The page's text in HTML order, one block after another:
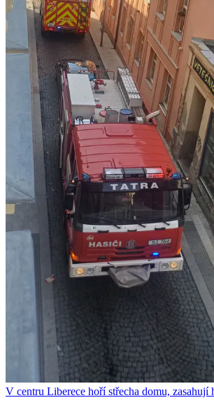
V centru Liberece hoří střecha domu, zasahují